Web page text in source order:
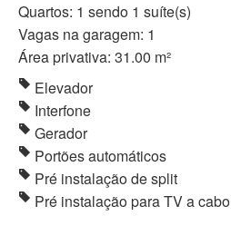
Quartos: 1 sendo 1 suíte(s)
Vagas na garagem: 1
Área privativa: 31.00 m²
Elevador
Interfone
Gerador
Portões automáticos
Pré instalação de split
Pré instalação para TV a cabo